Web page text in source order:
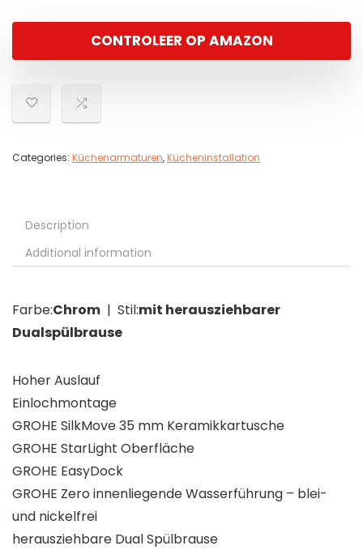
CONTROLEER OP AMAZON
Categories: Küchenarmaturen,Kücheninstallation
Description
Additional information
Farbe:Chrom | Stil:mit herausziehbarer
Dualspülbrause
Hoher Auslauf
Einlochmontage
GROHE SilkMove 35 mm Keramikkartusche
GROHE StarLight Oberfläche
GROHE EasyDock
GROHE Zero innenliegende Wasserführung – blei-
und nickelfrei
herausziehbare Dual Spülbrause